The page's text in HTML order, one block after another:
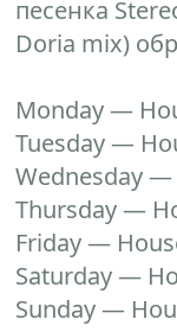
песенка
Doria mix)
Monday —
Tuesday —
Wednesday —
Thursday —
Friday —
Saturday —
Sunday —